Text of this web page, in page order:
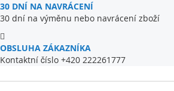
30 DNÍ NA NAVRÁCENÍ
30 dní na výměnu nebo navrácení zboží
OBSLUHA ZÁKAZNÍKA
Kontaktní číslo +420 222261777